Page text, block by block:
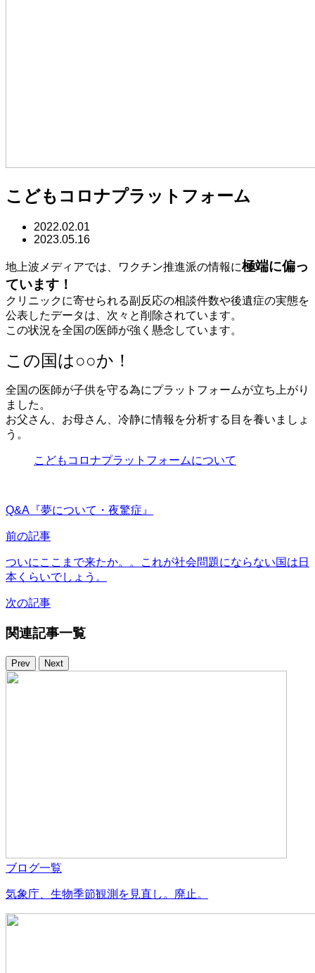
こどもコロナプラットフォーム
2022.02.01
2023.05.16
地上波メディアでは、ワクチン推進派の情報に極端に偏っ
ています！
クリニックに寄せられる副反応の相談件数や後遺症の実態を
公表したデータは、次々と削除されています。
この状況を全国の医師が強く懸念しています。
この国は○○か！
全国の医師が子供を守る為にプラットフォームが立ち上がり
ました。
お父さん、お母さん、冷静に情報を分析する目を養いましょ
う。
こどもコロナプラットフォームについて
Q&A『夢について・夜驚症』
前の記事
ついにここまで来たか。。これが社会問題にならない国は日
本くらいでしょう。
次の記事
関連記事一覧
Prev Next
ブログ一覧
気象庁、生物季節観測を見直し。廃止。